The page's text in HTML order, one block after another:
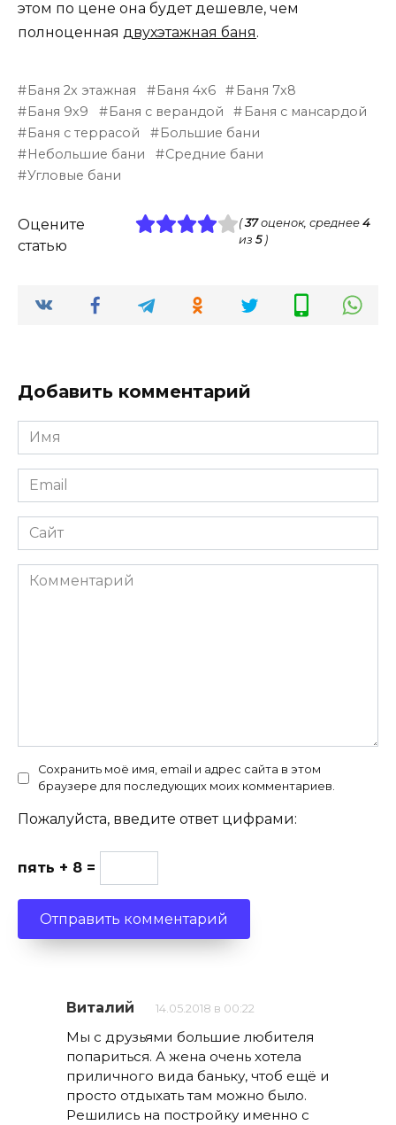
этом по цене она будет дешевле, чем
полноценная двухэтажная баня.
Баня 2х этажная Баня 4х6
Баня 7x8
Баня 9х9
Баня с верандой
Баня с мансардой
Баня с террасой
Большие бани
Небольшие бани
Средние бани
Угловые бани
Оцените
статью
(37оценок, среднее 4
из 5)
Добавить комментарий
Имя
*
Email
*
Сайт
Комментарий
Сохранить моё имя, email и адрес сайта в этом
браузере для последующих моих комментариев.
Пожалуйста, введите ответ цифрами:
пять + 8 =
Виталий 14.05.2018 в 00:22
Мы с друзьями большие любителя
попариться. А жена очень хотела
приличного вида баньку, чтоб ещё и
просто отдыхать там можно было.
Решились на постройку именно с